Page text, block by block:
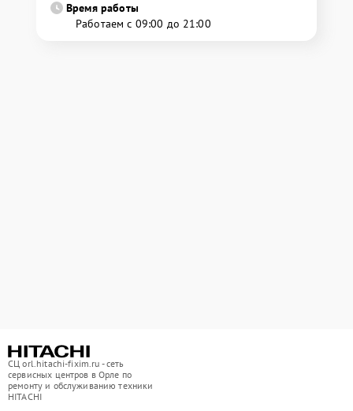
Время работы
Работаем с 09:00 до 21:00
СЦ orl.hitachi-fixim.ru - сеть
сервисных центров в Орле по
ремонту и обслуживанию техники
HITACHI